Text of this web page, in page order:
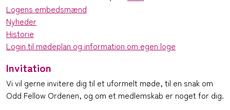
Logens embedsmænd
Nyheder
Historie
Login til mødeplan og information om egen loge
Invitation
Vi vil gerne invitere dig til et uformelt møde, til en snak om
Odd Fellow Ordenen, og om et medlemskab er noget for dig.